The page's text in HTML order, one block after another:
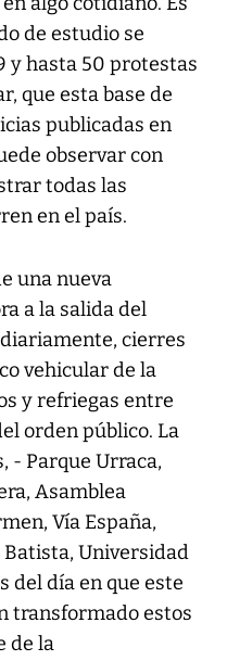
de estudio se
y hasta 50 protestas
que esta base de
publicadas en
observar con
todas las
en el país.
una nueva
a la salida del
cierres
vehicular de la
y refriegas entre
orden público. La
- Parque Urraca,
Asamblea
Vía España,
Universidad
del día en que este
transformado estos
de la